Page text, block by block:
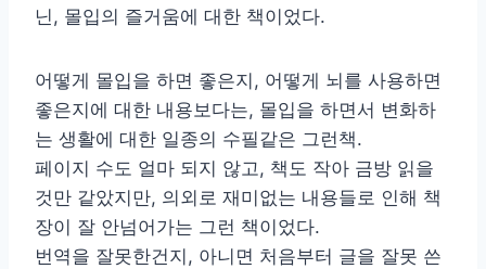
닌, 몰입의 즐거움에 대한 책이었다.
어떻게 몰입을 하면 좋은지, 어떻게 뇌를 사용하면
좋은지에 대한 내용보다는, 몰입을 하면서 변화하
는 생활에 대한 일종의 수필같은 그런책.
페이지 수도 얼마 되지 않고, 책도 작아 금방 읽을
것만 같았지만, 의외로 재미없는 내용들로 인해 책
장이 잘 안넘어가는 그런 책이었다.
번역을 잘못한건지, 아니면 처음부터 글을 잘못 쓴